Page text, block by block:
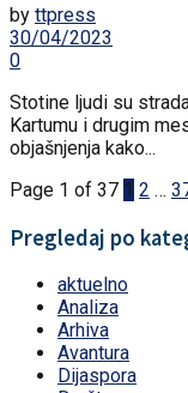
by ttpress
30/04/2023
0
Stotine ljudi su
Kartumu i drugim
objašnjenja kako...
Page 1 of 37 1 2 …
Pregledaj po
aktuelno
Analiza
Arhiva
Avantura
Dijaspora